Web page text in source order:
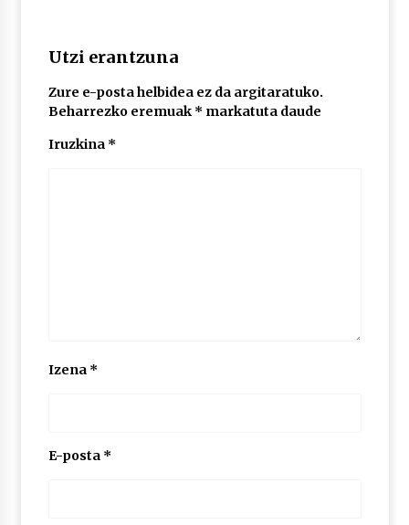
MUSIBLA #297: Bide, Boards Of Canada, Somak,
2026/07/02
Utzi erantzuna
Zure e-posta helbidea ez da argitaratuko.
Beharrezko eremuak * markatuta daude
Iruzkina *
Izena *
E-posta *